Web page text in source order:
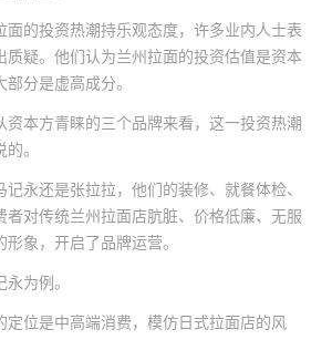
面的投资热潮持乐观态度，许多业内人士表
质疑。他们认为兰州拉面的投资估值是资本
分是虚高成分。
资本方青睐的三个品牌来看，这一投资热潮
。
永还是张拉拉，他们的装修、就餐体检、
者对传统兰州拉面店肮脏、价格低廉、无服
象，开启了品牌运营。
为例。
定位是中高端消费，模仿日式拉面店的风